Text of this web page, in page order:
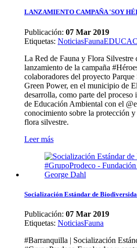
LANZAMIENTO CAMPAÑA 'SOY
Publicación: 07 Mar 2019
Etiquetas: NoticiasFauna
La Red de Fauna y Flora Silvestre
lanzamiento de la campaña
colaboradores del proyecto
Green Power, en el municipio de
desarrolla, como parte del
de Educación Ambiental con el
conocimiento sobre la protección
flora silvestre.
Leer más
Socialización Estándar de
Publicación: 07 Mar 2019
Etiquetas: NoticiasFauna
#Barranquilla | Socialización